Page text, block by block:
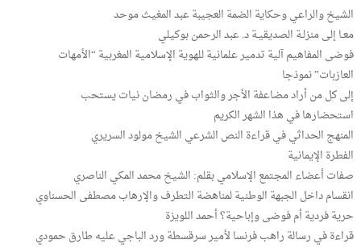
الشيخ والراعي وحكاية الضمة العجيبة عبد المغيث موحد
معـا إلى منزلـة الصديقيـة د. عبد الرحمن بوكيلي
فوضى المفاهيم آلية تدمير علمانية للهوية الإسلامية المغربية “الأمهات
العازبات” نموذجا
إلى كل من أراد مضاعفة الأجر والثواب في رمضان نيات يستحب
استحضارها في هذا الشهر الكريم
المنهج الحداثي في قراءة النص الشرعي الشيخ مولود السريري
الفطرة الإيمانية
صفات أعضاء المجتمع الإسلامي بقلم: الشيخ محمد المكي الناصري
انقسام داخل الجبهة الوطنية لمناهضة التطرف والإرهاب مصطفى الحسناوي
حرية فردية أم فوضى وإباحية؟ أحمد اللويزة
قراءة في رسالة راهب فرنسا لأمير سرقسطة ورد الباجي عليه طارق حمودي